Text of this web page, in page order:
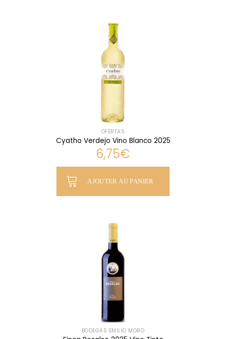
OFERTAS
Cyatho Verdejo Vino Blanco 2025
6,75€
AJOUTER AU PANIER
BODEGAS EMILIO MORO